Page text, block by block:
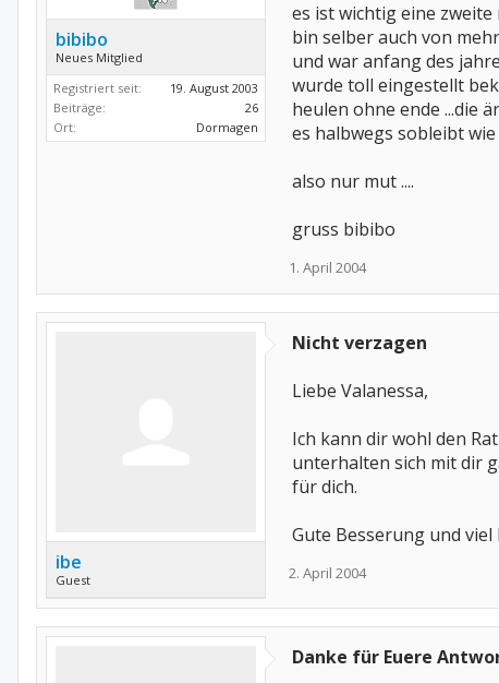
bibibo
Neues Mitglied
Registriert seit:
19. August 2003
Beiträge:
26
Ort:
Dormagen
es ist wichtig eine zweite
bin selber auch von
und war anfang des
wurde toll eingestellt
heulen ohne ende ...die
es halbwegs sobleibt wie
also nur mut ....
gruss bibibo
1. April 2004
ibe
Guest
Nicht verzagen
Liebe Valanessa,
Ich kann dir wohl den
unterhalten sich mit dir
für dich.
Gute Besserung und
2. April 2004
Danke für Euere